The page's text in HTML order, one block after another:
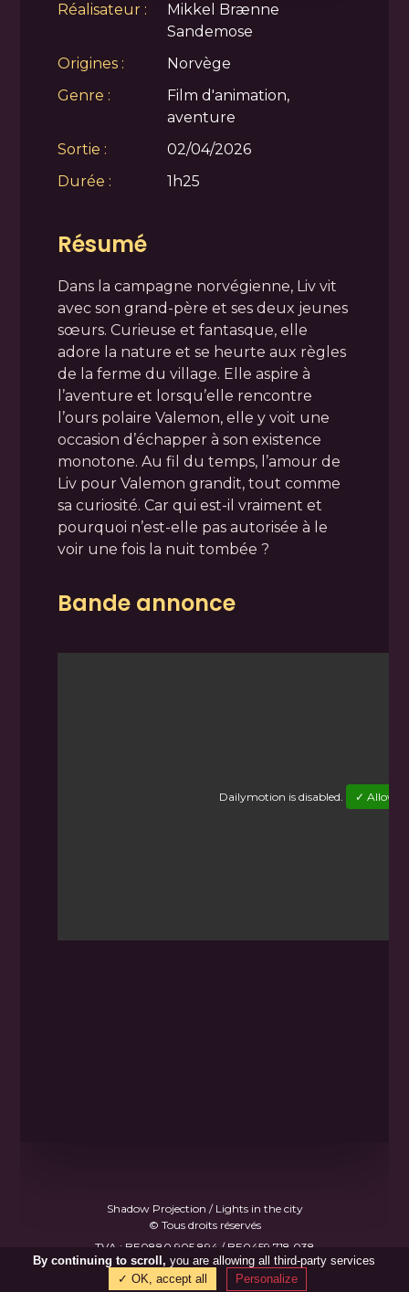
Réalisateur :
Mikkel Brænne
Sandemose
Origines :
Norvège
Genre :
Film d'animation,
aventure
Sortie :
02/04/2026
Durée :
1h25
Résumé
Dans la campagne norvégienne, Liv vit
avec son grand-père et ses deux jeunes
sœurs. Curieuse et fantasque, elle
adore la nature et se heurte aux règles
de la ferme du village. Elle aspire à
l’aventure et lorsqu’elle rencontre
l’ours polaire Valemon, elle y voit une
occasion d’échapper à son existence
monotone. Au fil du temps, l’amour de
Liv pour Valemon grandit, tout comme
sa curiosité. Car qui est-il vraiment et
pourquoi n’est-elle pas autorisée à le
voir une fois la nuit tombée ?
Bande annonce
Dailymotion is disabled. ✓ Allow
Shadow Projection / Lights in the city
© Tous droits réservés
TVA : BE0880.905.894 / BE0459.718.038
Made with♥byB.Gee
By continuing to scroll, you are allowing all third-party services
✓ OK, accept all
Personalize